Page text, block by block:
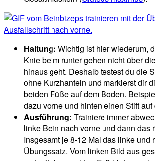
Haltung: Wichtig ist hier wiederum,
Knie beim runter gehen nicht über
hinaus geht. Deshalb testest du die
ohne Kurzhanteln und markierst dir
beiden Füße auf dem Boden.
dazu vorne und hinten einen Stift auf
Ausführung: Trainiere immer
linke Bein nach vorne und dann das
Insgesamt je 8-12 Mal das linke und
Übungssatz. Vom linken Bild aus